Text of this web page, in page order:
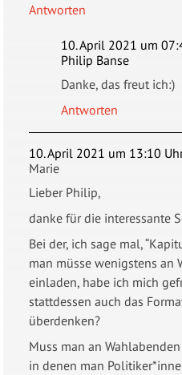
Antworten
10. April 2021 um
Philip Banse
Danke, das freut ich:)
Antworten
10. April 2021 um 13:10
Marie
Lieber Philip,
danke für die interessante
Bei der, ich sage mal,
man müsse wenigstens an
einladen, habe ich mich
stattdessen auch das
überdenken?
Muss man an
in denen man